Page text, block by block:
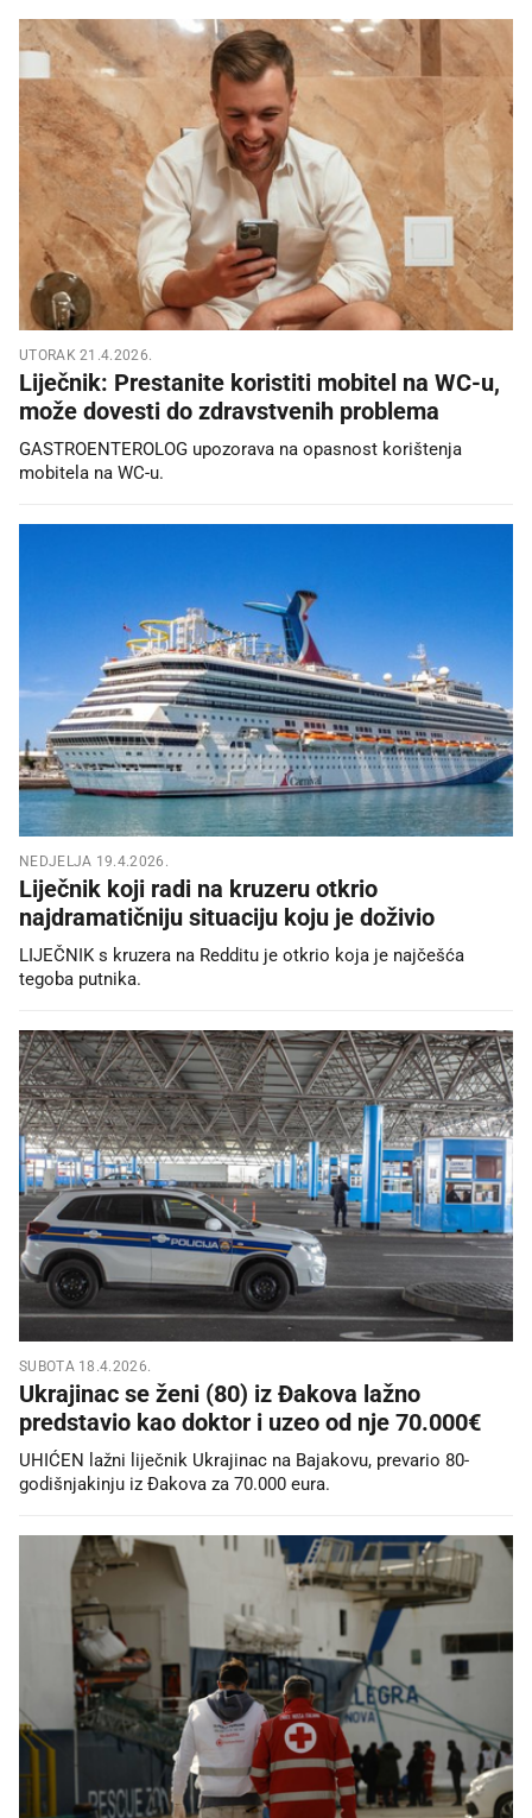
UTORAK 21.4.2026.
Liječnik: Prestanite koristiti mobitel na WC-u,
može dovesti do zdravstvenih problema
GASTROENTEROLOG upozorava na opasnost korištenja
mobitela na WC-u.
NEDJELJA 19.4.2026.
Liječnik koji radi na kruzeru otkrio
najdramatičniju situaciju koju je doživio
LIJEČNIK s kruzera na Redditu je otkrio koja je najčešća
tegoba putnika.
SUBOTA 18.4.2026.
Ukrajinac se ženi (80) iz Đakova lažno
predstavio kao doktor i uzeo od nje 70.000€
UHIĆEN lažni liječnik Ukrajinac na Bajakovu, prevario 80-
godišnjakinju iz Đakova za 70.000 eura.